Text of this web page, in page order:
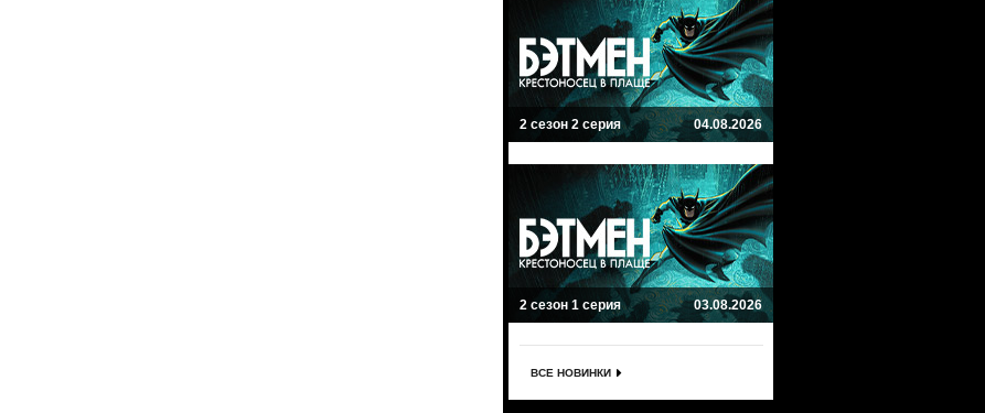
2 сезон 2 серия 04.08.2026
2 сезон 1 серия 03.08.2026
ВСЕ НОВИНКИ